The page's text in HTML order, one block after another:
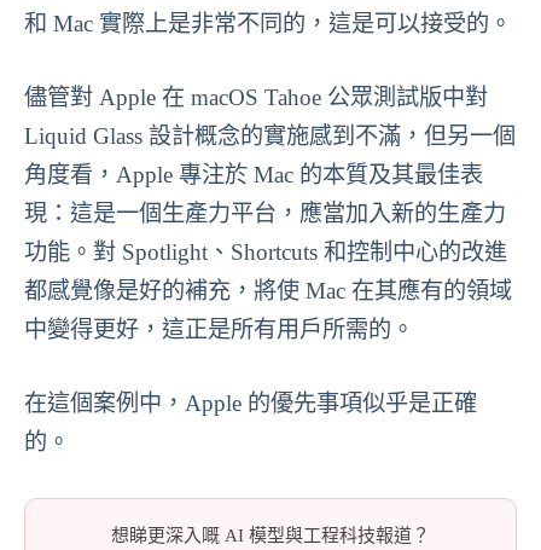
和 Mac 實際上是非常不同的，這是可以接受的。
儘管對 Apple 在 macOS Tahoe 公眾測試版中對
Liquid Glass 設計概念的實施感到不滿，但另一個
角度看，Apple 專注於 Mac 的本質及其最佳表
現：這是一個生產力平台，應當加入新的生產力
功能。對 Spotlight、Shortcuts 和控制中心的改進
都感覺像是好的補充，將使 Mac 在其應有的領域
中變得更好，這正是所有用戶所需的。
在這個案例中，Apple 的優先事項似乎是正確
的。
想睇更深入嘅 AI 模型與工程科技報道？